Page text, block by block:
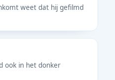
weet dat hij gefilmd
ook in het donker